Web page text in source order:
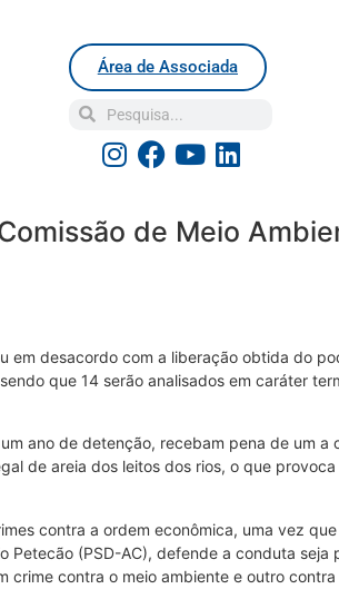
Área de Associada
de Meio
em desacordo com a liberação obtida do
que 14 serão analisados em caráter
ano de detenção, recebam pena de um a
de areia dos leitos dos rios, o que
contra a ordem econômica, uma vez
Petecão (PSD-AC), defende a conduta seja
crime contra o meio ambiente e outro